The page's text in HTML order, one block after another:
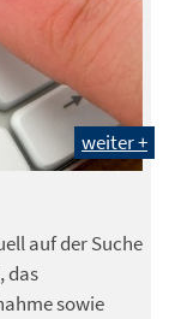
weiter +
auf der Suche
das
sowie